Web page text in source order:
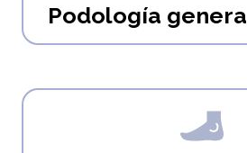
Podología